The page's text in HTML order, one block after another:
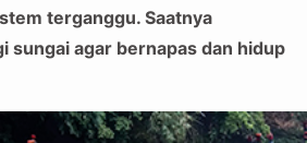
terganggu. Saatnya
sungai agar bernapas dan hidup